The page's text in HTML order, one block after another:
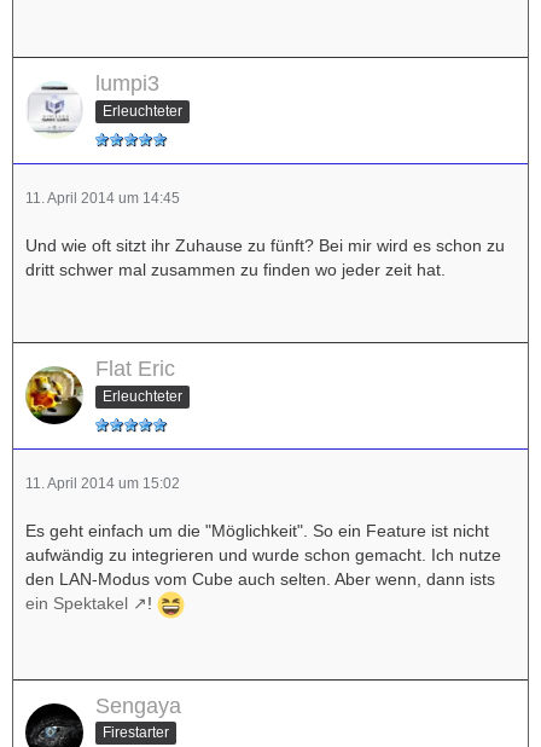
lumpi3
Erleuchteter
11. April 2014 um 14:45
Und wie oft sitzt ihr Zuhause zu fünft? Bei mir wird es schon zu
dritt schwer mal zusammen zu finden wo jeder zeit hat.
Flat Eric
Erleuchteter
11. April 2014 um 15:02
Es geht einfach um die "Möglichkeit". So ein Feature ist nicht
aufwändig zu integrieren und wurde schon gemacht. Ich nutze
den LAN-Modus vom Cube auch selten. Aber wenn, dann ists
ein Spektakel
!
Sengaya
Firestarter